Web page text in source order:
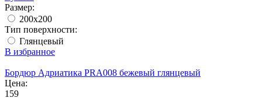
Размер:
200x200
Тип поверхности:
Глянцевый
В избранное
Бордюр Адриатика PRA008 бежевый глянцевый
Цена:
159